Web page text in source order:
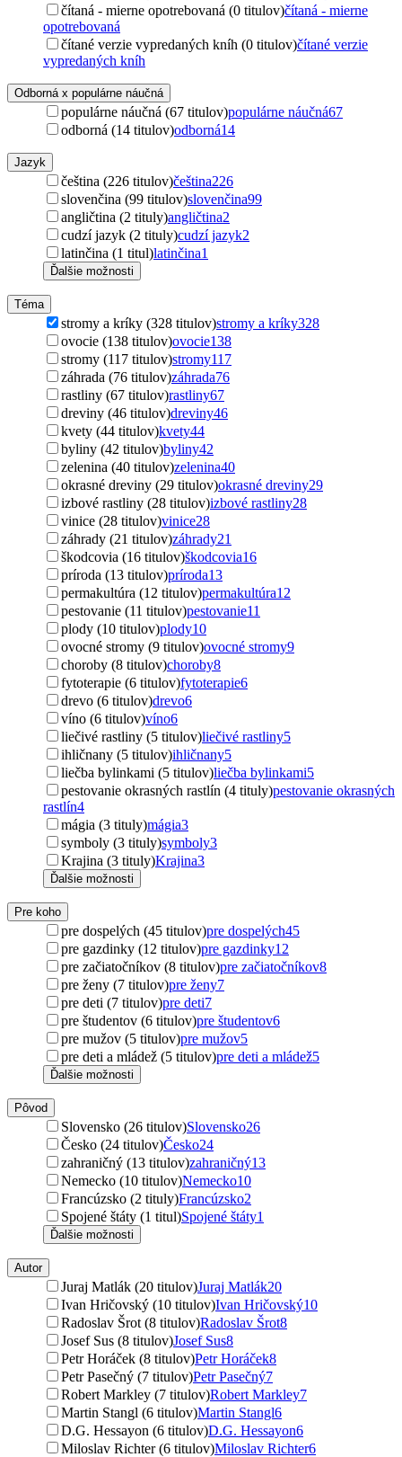
čítaná - mierne opotrebovaná (0 titulov)čítaná - mierne
opotrebovaná
čítané verzie vypredaných kníh (0 titulov)čítané verzie
vypredaných kníh
Odborná x populárne náučná
populárne náučná (67 titulov)populárne náučná67
odborná (14 titulov)odborná14
Jazyk
čeština (226 titulov)čeština226
slovenčina (99 titulov)slovenčina99
angličtina (2 tituly)angličtina2
cudzí jazyk (2 tituly)cudzí jazyk2
latinčina (1 titul)latinčina1
Ďalšie možnosti
Téma
stromy a kríky (328 titulov)stromy a kríky328
ovocie (138 titulov)ovocie138
stromy (117 titulov)stromy117
záhrada (76 titulov)záhrada76
rastliny (67 titulov)rastliny67
dreviny (46 titulov)dreviny46
kvety (44 titulov)kvety44
byliny (42 titulov)byliny42
zelenina (40 titulov)zelenina40
okrasné dreviny (29 titulov)okrasné dreviny29
izbové rastliny (28 titulov)izbové rastliny28
vinice (28 titulov)vinice28
záhrady (21 titulov)záhrady21
škodcovia (16 titulov)škodcovia16
príroda (13 titulov)príroda13
permakultúra (12 titulov)permakultúra12
pestovanie (11 titulov)pestovanie11
plody (10 titulov)plody10
ovocné stromy (9 titulov)ovocné stromy9
choroby (8 titulov)choroby8
fytoterapie (6 titulov)fytoterapie6
drevo (6 titulov)drevo6
víno (6 titulov)víno6
liečivé rastliny (5 titulov)liečivé rastliny5
ihličnany (5 titulov)ihličnany5
liečba bylinkami (5 titulov)liečba bylinkami5
pestovanie okrasných rastlín (4 tituly)pestovanie okrasných
rastlín4
mágia (3 tituly)mágia3
symboly (3 tituly)symboly3
Krajina (3 tituly)Krajina3
Ďalšie možnosti
Pre koho
pre dospelých (45 titulov)pre dospelých45
pre gazdinky (12 titulov)pre gazdinky12
pre začiatočníkov (8 titulov)pre začiatočníkov8
pre ženy (7 titulov)pre ženy7
pre deti (7 titulov)pre deti7
pre študentov (6 titulov)pre študentov6
pre mužov (5 titulov)pre mužov5
pre deti a mládež (5 titulov)pre deti a mládež5
Ďalšie možnosti
Pôvod
Slovensko (26 titulov)Slovensko26
Česko (24 titulov)Česko24
zahraničný (13 titulov)zahraničný13
Nemecko (10 titulov)Nemecko10
Francúzsko (2 tituly)Francúzsko2
Spojené štáty (1 titul)Spojené štáty1
Ďalšie možnosti
Autor
Juraj Matlák (20 titulov)Juraj Matlák20
Ivan Hričovský (10 titulov)Ivan Hričovský10
Radoslav Šrot (8 titulov)Radoslav Šrot8
Josef Sus (8 titulov)Josef Sus8
Petr Horáček (8 titulov)Petr Horáček8
Petr Pasečný (7 titulov)Petr Pasečný7
Robert Markley (7 titulov)Robert Markley7
Martin Stangl (6 titulov)Martin Stangl6
D.G. Hessayon (6 titulov)D.G. Hessayon6
Miloslav Richter (6 titulov)Miloslav Richter6